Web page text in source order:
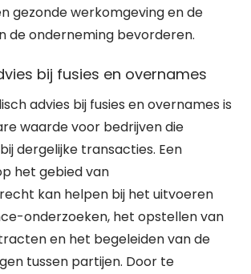
gezonde werkomgeving en de
de onderneming bevorderen.
bij fusies en overnames
advies bij fusies en overnames is
waarde voor bedrijven die
dergelijke transacties. Een
het gebied van
kan helpen bij het uitvoeren
onderzoeken, het opstellen van
en het begeleiden van de
tussen partijen. Door te